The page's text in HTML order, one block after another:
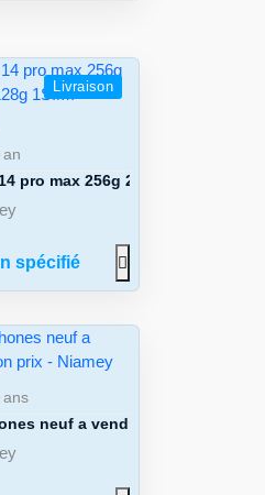
Livraison
an
pro max 256g 2SIM et 128g 1SIM
spécifié
ans
neuf a vendre bon prix